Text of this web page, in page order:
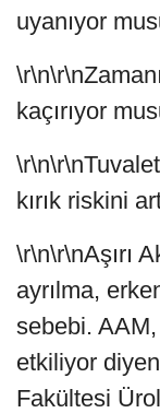
uyanıyor
kaçırıyor
kırık riskini
\r\n\r\nAşırı
ayrılma,
sebebi. AAM,
etkiliyor
Fakültesi